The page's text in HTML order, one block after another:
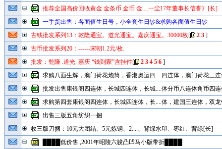
推荐全国高价回收黄金 金条币 金币 金....一尘17年董事长信誉》[长]
一手货出售：各面值生日号，小全套生日钞&求购各面值生日钞
古钱批发系列13：乾隆通宝。道光通宝。嘉庆通宝。30000枚[ 2 3]
古币批发系列20：------宋朝1.2元/枚.
批发：乾隆 .道光. 嘉庆 “钱到家”含挂件[ 2 3 4 5 6]
求购八面生辉，澳门荷花炮筒，香港奥运四....四连体，澳门荷花三
批发出售康银阁四连体，长城四连体，长城....体分币八连体角币四
求购第四套康银阁四连体，长城四连体，长....体，建国三连体，双
出售三版五角纺织一捆
收三版刀捆：10元大团结、5元炼钢、2....、背绿水印、枣红、背绿[长]
████低价售.,2001年昭陵六骏凸凹马小版带折████